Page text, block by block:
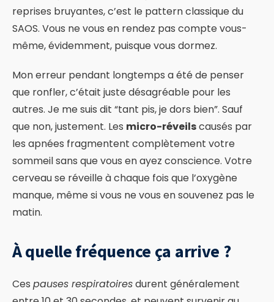
reprises bruyantes, c’est le pattern classique du
SAOS. Vous ne vous en rendez pas compte vous-
même, évidemment, puisque vous dormez.
Mon erreur pendant longtemps a été de penser
que ronfler, c’était juste désagréable pour les
autres. Je me suis dit “tant pis, je dors bien”. Sauf
que non, justement. Les micro-réveilscausés par
les apnées fragmentent complètement votre
sommeil sans que vous en ayez conscience. Votre
cerveau se réveille à chaque fois que l’oxygène
manque, même si vous ne vous en souvenez pas le
matin.
À quelle fréquence ça arrive ?
Ces pauses respiratoiresdurent généralement